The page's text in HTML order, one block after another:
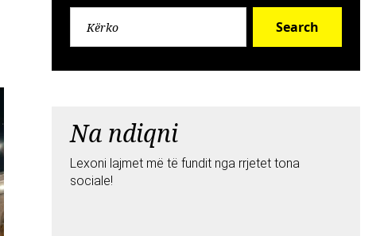
Search
Na ndiqni
Lexoni lajmet më të fundit nga rrjetet tona
sociale!